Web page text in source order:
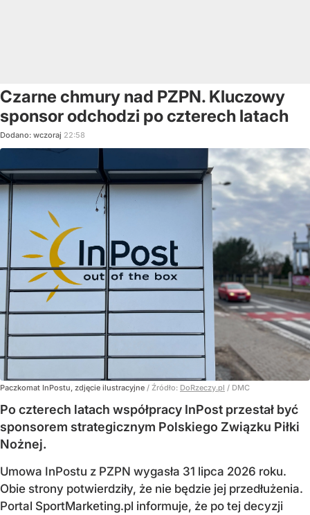
Czarne chmury nad PZPN. Kluczowy
sponsor odchodzi po czterech latach
Dodano: wczoraj 22:58
Paczkomat InPostu, zdjęcie ilustracyjne / Źródło: DoRzeczy.pl / DMC
Po czterech latach współpracy InPost przestał być
sponsorem strategicznym Polskiego Związku Piłki
Nożnej.
Umowa InPostu z PZPN wygasła 31 lipca 2026 roku.
Obie strony potwierdziły, że nie będzie jej przedłużenia.
Portal SportMarketing.pl informuje, że po tej decyzji